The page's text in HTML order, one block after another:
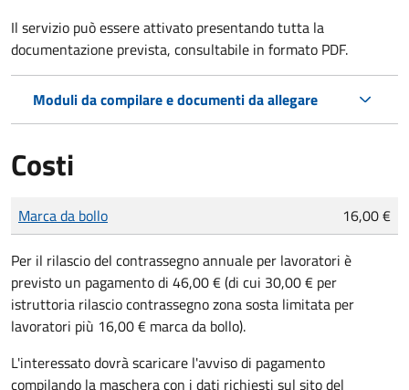
Il servizio può essere attivato presentando tutta la
documentazione prevista, consultabile in formato PDF.
Moduli da compilare e documenti da allegare
Costi
Tipo di pagamento
Importo
Marca da bollo 16,00 €
Per il rilascio del contrassegno annuale per lavoratori è
previsto un pagamento di 46,00 € (di cui 30,00 € per
istruttoria rilascio contrassegno zona sosta limitata per
lavoratori più 16,00 € marca da bollo).
L'interessato dovrà scaricare l'avviso di pagamento
compilando la maschera con i dati richiesti sul sito del